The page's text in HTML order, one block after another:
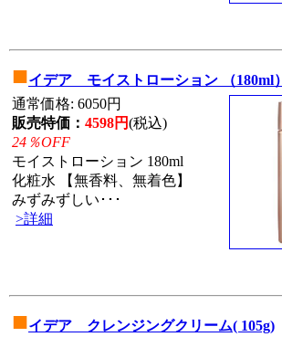
■イデア モイストローション （180ml）
通常価格: 6050円
販売特価： 4598円(税込)
24％OFF
モイストローション 180ml
化粧水 【無香料、無着色】
みずみずしい･･･
>詳細
■イデア クレンジングクリーム( 105g)